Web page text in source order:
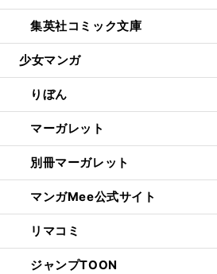
集英社コミック文庫
少女マンガ
りぼん
マーガレット
別冊マーガレット
マンガMee公式サイト
リマコミ
ジャンプTOON